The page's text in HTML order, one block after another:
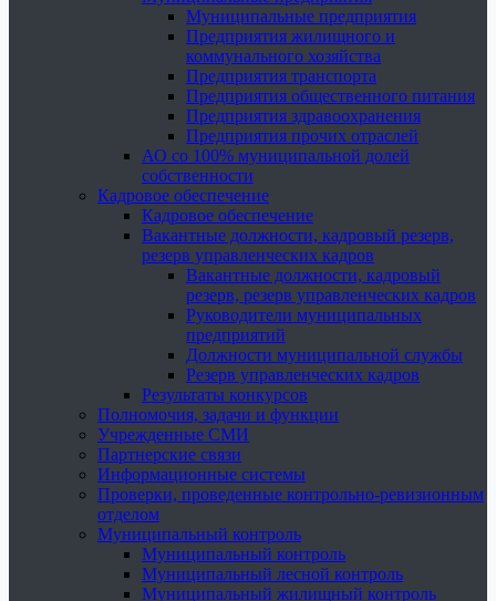
Муниципальные предприятия
Предприятия жилищного и
коммунального хозяйства
Предприятия транспорта
Предприятия общественного питания
Предприятия здравоохранения
Предприятия прочих отраслей
АО со 100% муниципальной долей
собственности
Кадровое обеспечение
Кадровое обеспечение
Вакантные должности, кадровый резерв,
резерв управленческих кадров
Вакантные должности, кадровый
резерв, резерв управленческих кадров
Руководители муниципальных
предприятий
Должности муниципальной службы
Резерв управленческих кадров
Результаты конкурсов
Полномочия, задачи и функции
Учрежденные СМИ
Партнерские связи
Информационные системы
Проверки, проведенные контрольно-ревизионным
отделом
Муниципальный контроль
Муниципальный контроль
Муниципальный лесной контроль
Муниципальный жилищный контроль